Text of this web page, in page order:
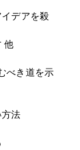
デアを殺
他
べき道を示
法